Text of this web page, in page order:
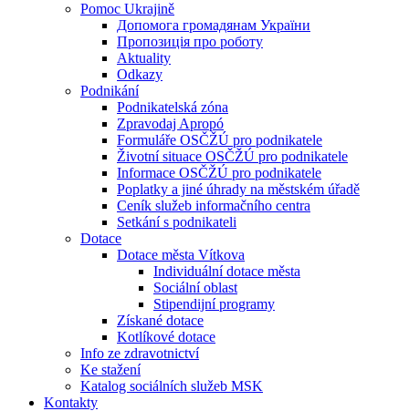
Pomoc Ukrajině
Допомога громадянам України
Пропозиція про роботу
Aktuality
Odkazy
Podnikání
Podnikatelská zóna
Zpravodaj Apropó
Formuláře OSČŽÚ pro podnikatele
Životní situace OSČŽÚ pro podnikatele
Informace OSČŽÚ pro podnikatele
Poplatky a jiné úhrady na městském úřadě
Ceník služeb informačního centra
Setkání s podnikateli
Dotace
Dotace města Vítkova
Individuální dotace města
Sociální oblast
Stipendijní programy
Získané dotace
Kotlíkové dotace
Info ze zdravotnictví
Ke stažení
Katalog sociálních služeb MSK
Kontakty